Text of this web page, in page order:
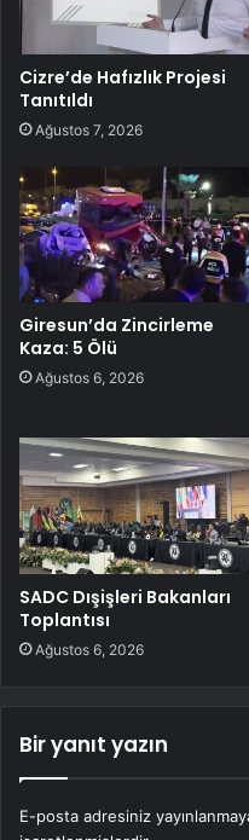
Cizre’de Hafızlık Projesi
Tanıtıldı
Ağustos 7, 2026
Giresun’da Zincirleme
Kaza: 5 Ölü
Ağustos 6, 2026
SADC Dışişleri Bakanları
Toplantısı
Ağustos 6, 2026
Bir yanıt yazın
E-posta adresiniz